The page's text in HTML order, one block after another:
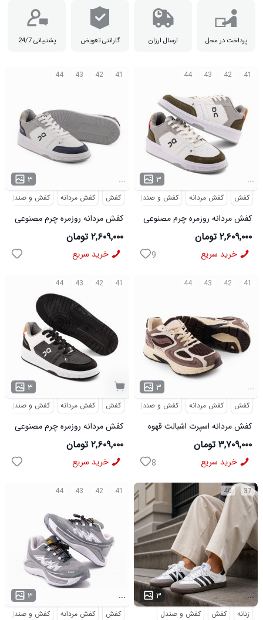
پرداخت در محل ارسال ارزان گارانتی تعویض پشتیبانی 24/7
41
42
43
44
۳ ...
کفش کفش مردانه کفش و صندل
کفش مردانه روزمره چرم مصنوعی
50918
۲,۶۰۹,۰۰۰ تومان
خرید سریع
41
42
43
44
۳ ...
کفش کفش مردانه کفش و صندل
کفش مردانه روزمره چرم مصنوعی
50919
۲,۶۰۹,۰۰۰ تومان
خرید سریع 9
41
42
43
44
۳
کفش کفش مردانه کفش و صندل
کفش مردانه روزمره چرم مصنوعی
50920
۲,۶۰۹,۰۰۰ تومان
خرید سریع
41
42
43
44
۳ ...
کفش کفش مردانه کفش و صندل
کفش مردانه اسپرت اشبالت قهوه
ای Saucony مدل 50786
۳,۷۰۹,۰۰۰ تومان
خرید سریع 8
41
42
43
44
۳ ...
کفش کفش مردانه کفش و صندل
37
40
۳ ...
زنانه کفش کفش و صندل